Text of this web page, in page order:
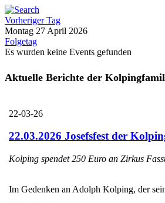
Vorheriger Tag
Montag 27 April 2026
Folgetag
Es wurden keine Events gefunden
Aktuelle Berichte der
22-03-26
22.03.2026 Josefsfest der
Kolping spendet 250 Euro an Zirkus
Im Gedenken an Adolph Kolping, der